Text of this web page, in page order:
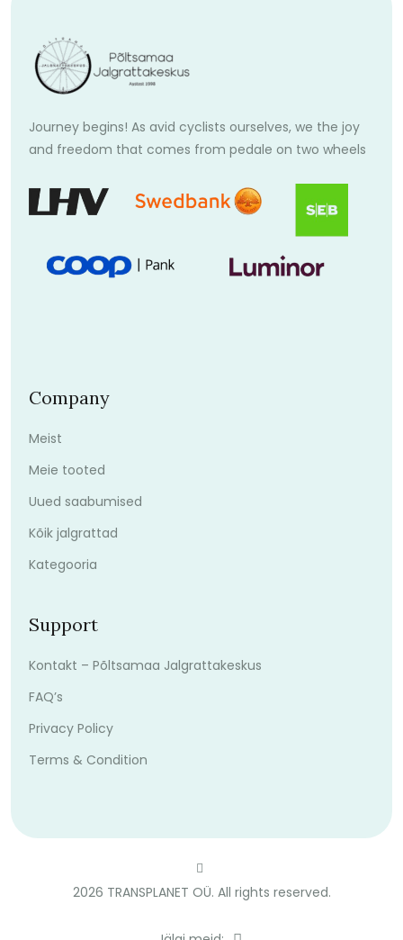
Journey begins! As avid cyclists ourselves, we the joy
and freedom that comes from pedale on two wheels
Company
Meist
Meie tooted
Uued saabumised
Kõik jalgrattad
Kategooria
Support
Kontakt – Põltsamaa Jalgrattakeskus
FAQ’s
Privacy Policy
Terms & Condition
2026 TRANSPLANET OÜ. All rights reserved.